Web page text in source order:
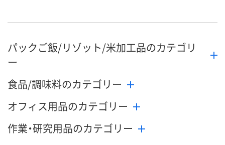
パックご飯/リゾット/米加工品のカテゴリ
ー
食品/調味料のカテゴリー
オフィス用品のカテゴリー
作業・研究用品のカテゴリー